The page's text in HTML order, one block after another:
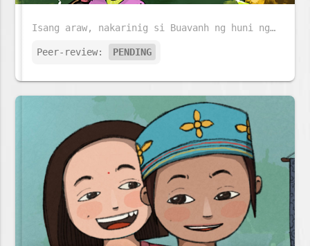
Isang araw, nakarinig si Buavanh ng huni ng ibon dahil nahulog ito mula sa pugad. Ano ang gagawin niya sa maliit na ibon?
Peer-review: PENDING